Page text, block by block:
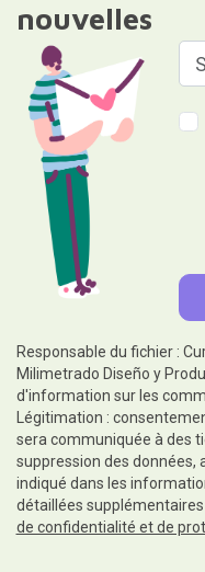
nouvelles
Responsable du fichier :
Milimetrado Diseño y
d'information sur les
Légitimation :
sera communiquée à des
suppression des données,
indiqué dans les
détaillées
de confidentialité et de